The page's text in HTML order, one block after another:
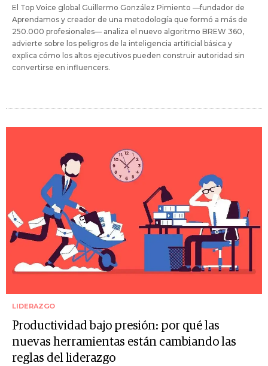
El Top Voice global Guillermo González Pimiento —fundador de
Aprendamos y creador de una metodología que formó a más de
250.000 profesionales— analiza el nuevo algoritmo BREW 360,
advierte sobre los peligros de la inteligencia artificial básica y
explica cómo los altos ejecutivos pueden construir autoridad sin
convertirse en influencers.
LIDERAZGO
Productividad bajo presión: por qué las
nuevas herramientas están cambiando las
reglas del liderazgo